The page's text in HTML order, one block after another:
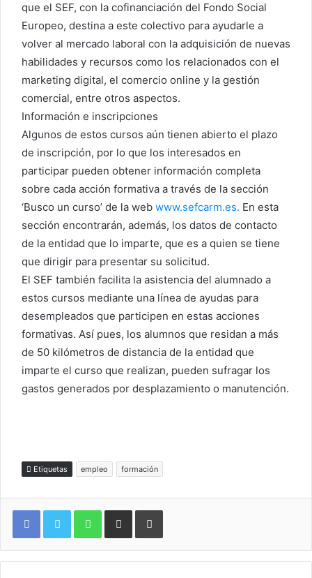
que el SEF, con la cofinanciación del Fondo Social
Europeo, destina a este colectivo para ayudarle a
volver al mercado laboral con la adquisición de nuevas
habilidades y recursos como los relacionados con el
marketing digital, el comercio online y la gestión
comercial, entre otros aspectos.
Información e inscripciones
Algunos de estos cursos aún tienen abierto el plazo
de inscripción, por lo que los interesados en
participar pueden obtener información completa
sobre cada acción formativa a través de la sección
‘Busco un curso’ de la web www.sefcarm.es. En esta
sección encontrarán, además, los datos de contacto
de la entidad que lo imparte, que es a quien se tiene
que dirigir para presentar su solicitud.
El SEF también facilita la asistencia del alumnado a
estos cursos mediante una línea de ayudas para
desempleados que participen en estas acciones
formativas. Así pues, los alumnos que residan a más
de 50 kilómetros de distancia de la entidad que
imparte el curso que realizan, pueden sufragar los
gastos generados por desplazamiento o manutención.
Etiquetas empleo formación
WhatsAppCompartir por correo electrónicoImprimir